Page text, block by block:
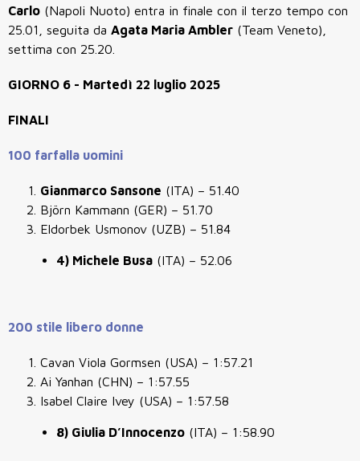
Carlo (Napoli Nuoto) entra in finale con il terzo tempo con
25.01, seguita da Agata Maria Ambler (Team Veneto),
settima con 25.20.
GIORNO 6 - Martedì 22 luglio 2025
FINALI
100 farfalla uomini
Gianmarco Sansone (ITA) – 51.40
Björn Kammann (GER) – 51.70
Eldorbek Usmonov (UZB) – 51.84
4) Michele Busa (ITA) – 52.06
200 stile libero donne
Cavan Viola Gormsen (USA) – 1:57.21
Ai Yanhan (CHN) – 1:57.55
Isabel Claire Ivey (USA) – 1:57.58
8) Giulia D’Innocenzo (ITA) – 1:58.90